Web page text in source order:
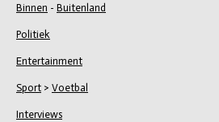
Binnen - Buitenland
Politiek
Entertainment
Sport > Voetbal
Interviews